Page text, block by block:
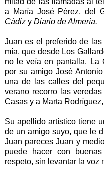
mitad de las llamadas al
a María José Pérez, del
Cádiz y Diario de Almería.
Juan es el preferido de
mía, que desde Los
no le veía en pantalla.
La
por su amigo José
una de las calles del
verano recorro las
Casas y a Marta
Su apellido artístico tiene
de un amigo suyo, que le
Juan pareces Juan y
puede hacer con
respeto, sin levantar la voz